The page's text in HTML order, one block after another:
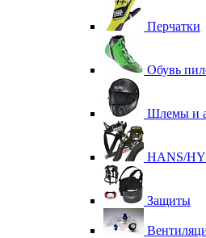
Перчатки
Обувь
Шлемы и
HANS/
Защиты